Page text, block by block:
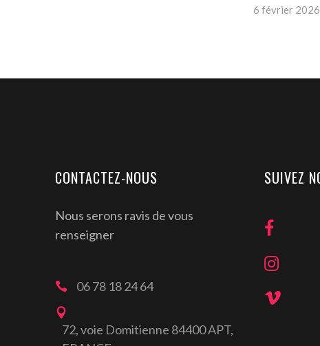
6 février 2026
CONTACTEZ-NOUS
Nous serons ravis de vous
renseigner
06 78 18 24 64
72, voie Domitienne 84400 APT,
SUIVEZ